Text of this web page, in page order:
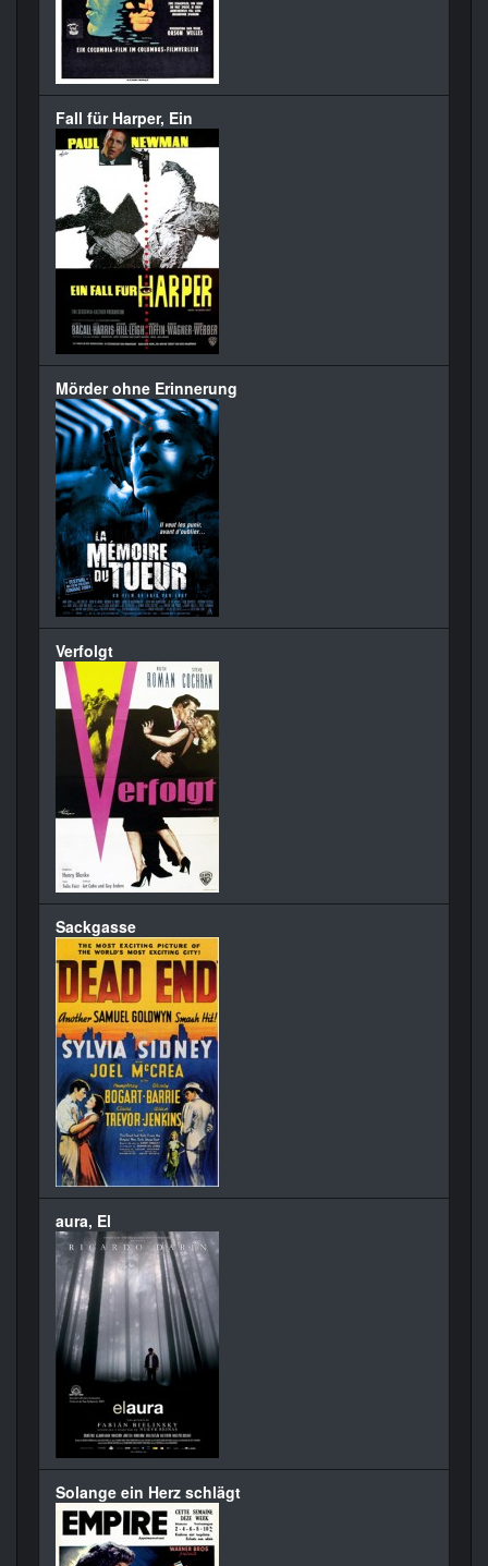
Fall für Harper, Ein
Mörder ohne Erinnerung
Verfolgt
Sackgasse
aura, El
Solange ein Herz schlägt